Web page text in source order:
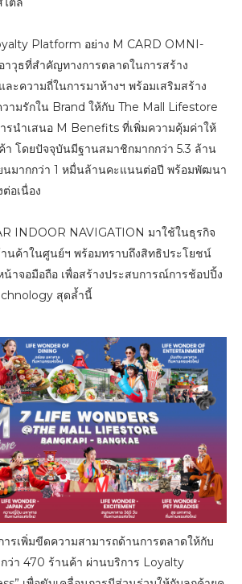
Platform อย่าง M CARD OMNI-
าวุธที่สำคัญทางการตลาดในการสร้าง
ะความถี่ในการมาห้างฯ พร้อมเสริมสร้าง
ามรักใน Brand ให้กับ The Mall Lifestore
รนําเสนอ M Benefits ที่เพิ่มความคุ้มค่าให้
า โดยปัจจุบันมีฐานสมาชิกมากกว่า 5.3 ล้าน
นมากกว่า 1 หมื่นล้านคะแนนต่อปี พร้อมพัฒนา
อเนื่อง
INDOOR NAVIGATION มาใช้ในธุรกิจ
นค้าในศูนย์ฯ พร้อมทราบถึงสิทธิประโยชน์
าจอมือถือ เพื่อสร้างประสบการณ์การช้อปปิ้ง
สุดล้ำนี้
รเพิ่มขีดความสามารถด้านการตลาดให้กับ
ว่า 470 ร้านค้า ผ่านบริการ Loyalty